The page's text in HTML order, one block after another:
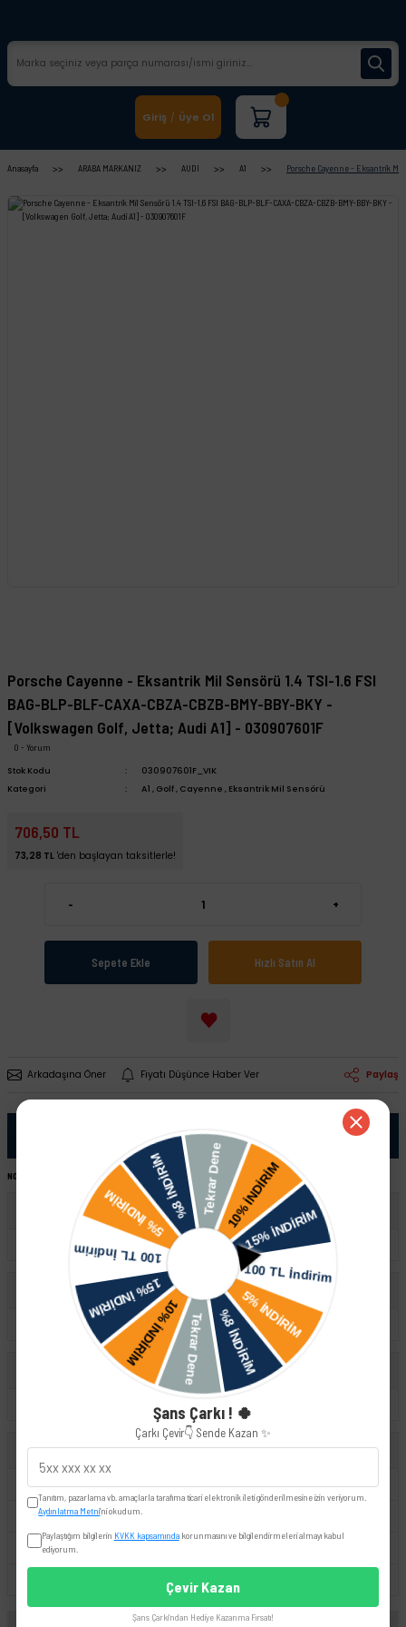
Giriş / Üye Ol
Anasayfa ARABA MARKANIZ AUDI A1 Porsche Cayenne - Eksantrik Mil
Porsche Cayenne - Eksantrik Mil Sensörü 1.4 TSI-1.6 FSI
BAG-BLP-BLF-CAXA-CBZA-CBZB-BMY-BBY-BKY -
[Volkswagen Golf, Jetta; Audi A1] - 030907601F
0 - Yorum
Stok Kodu
030907601F_VIK
Kategori
A1 , Golf, Cayenne , Eksantrik Mil Sensörü
706,50 TL
73,28 TL 'den başlayan taksitlerle!
- +
Sepete Ekle Hızlı Satın Al
Arkadaşına Öner Fiyatı Düşünce Haber Ver Paylaş
NOT: Ürünü satın almadan önce şase numaranız ile sipariş hattımızdan kontrol ettirmeniz tavsiye edilir.
Porsche
Cayenne
Volkswagen
UYUMLU OEM
99071547001 030907601C
030907601D
Şans Çarkı ! 🍀
Çarkı Çevir👇 Sende Kazan ✨
Tanıtım, pazarlama vb. amaçlarla tarafıma ticari elektronik ileti gönderilmesine izin veriyorum.
Aydınlatma Metni'ni okudum.
Paylaştığım bilgilerin KVKK kapsamındakorunmasını ve bilgilendirmeleri almayı kabul
ediyorum.
Çevir Kazan
Şans Çarkı'ndan Hediye Kazanma Fırsatı!